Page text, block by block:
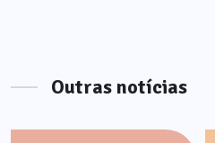
Outras notícias